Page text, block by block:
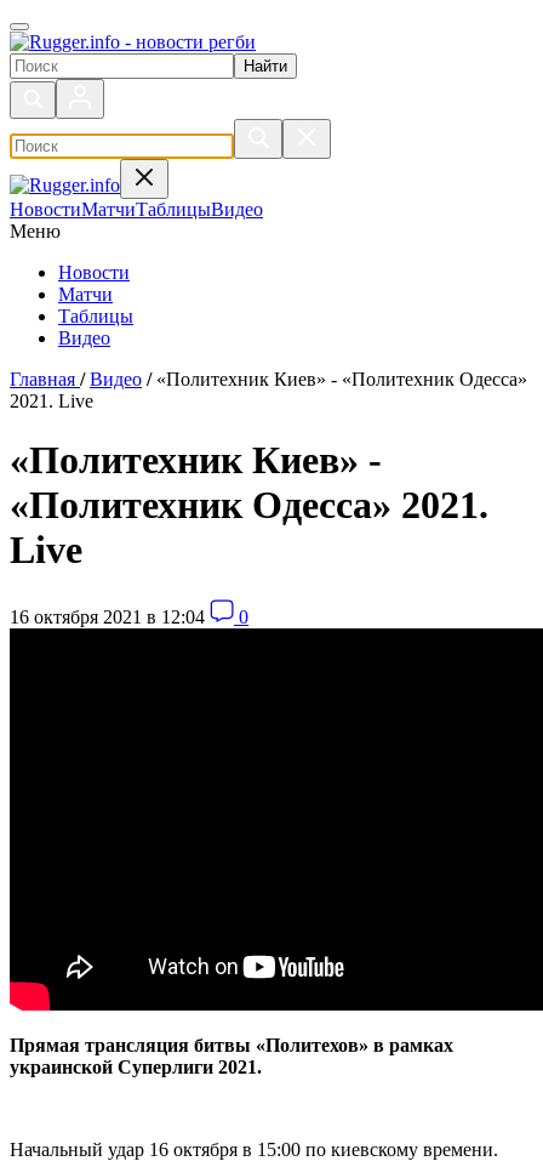
Поиск по сайту
НовостиМатчиТаблицыВидео
Меню
Новости
Матчи
Таблицы
Видео
Главная / Видео / «Политехник Киев» - «Политехник Одесса»
2021. Live
«Политехник Киев» -
«Политехник Одесса» 2021.
Live
16 октября 2021 в 12:04 0
Прямая трансляция битвы «Политехов» в рамках
украинской Суперлиги 2021.
Начальный удар 16 октября в 15:00 по киевскому времени.